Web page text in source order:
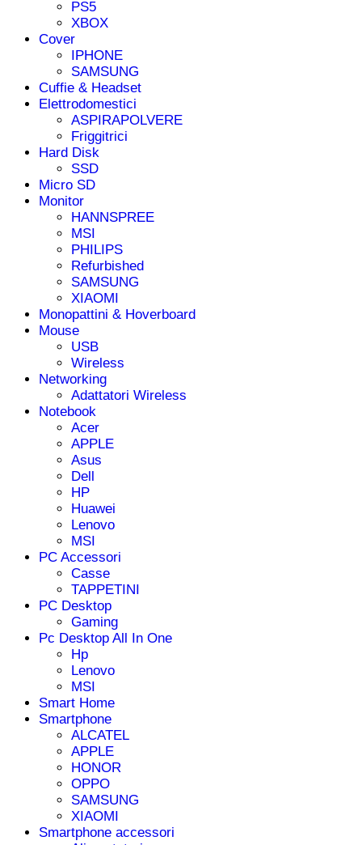
PS5
XBOX
Cover
IPHONE
SAMSUNG
Cuffie & Headset
Elettrodomestici
ASPIRAPOLVERE
Friggitrici
Hard Disk
SSD
Micro SD
Monitor
HANNSPREE
MSI
PHILIPS
Refurbished
SAMSUNG
XIAOMI
Monopattini & Hoverboard
Mouse
USB
Wireless
Networking
Adattatori Wireless
Notebook
Acer
APPLE
Asus
Dell
HP
Huawei
Lenovo
MSI
PC Accessori
Casse
TAPPETINI
PC Desktop
Gaming
Pc Desktop All In One
Hp
Lenovo
MSI
Smart Home
Smartphone
ALCATEL
APPLE
HONOR
OPPO
SAMSUNG
XIAOMI
Smartphone accessori